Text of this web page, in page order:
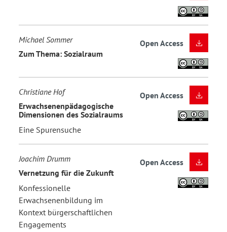
Michael Sommer
Zum Thema: Sozialraum
Open Access
Christiane Hof
Erwachsenenpädagogische
Dimensionen des Sozialraums
Eine Spurensuche
Open Access
Joachim Drumm
Vernetzung für die Zukunft
Konfessionelle
Erwachsenenbildung im
Kontext bürgerschaftlichen
Engagements
Open Access